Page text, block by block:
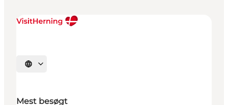
Vælg sprog
Mest besøgt